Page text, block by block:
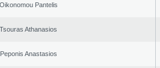
Oikonomou Pantelis
Tsouras Athanasios
Peponis Anastasios